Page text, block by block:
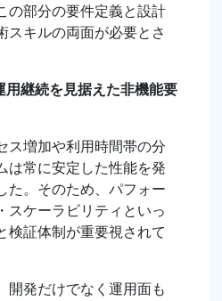
の部分の要件定義と設計
スキルの両面が必要とさ
継続を見据えた非機能要
ス増加や利用時間帯の分
は常に安定した性能を発
た。そのため、パフォー
スケーラビリティといっ
検証体制が重要視されて
開発だけでなく運用面も